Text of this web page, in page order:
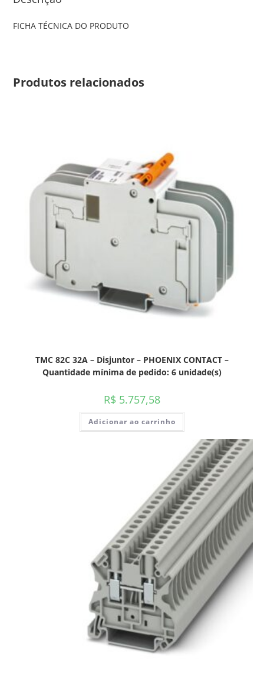
FICHA TÉCNICA DO PRODUTO
Produtos relacionados
TMC 82C 32A – Disjuntor – PHOENIX CONTACT –
Quantidade mínima de pedido: 6 unidade(s)
R$ 5.757,58
Adicionar ao carrinho